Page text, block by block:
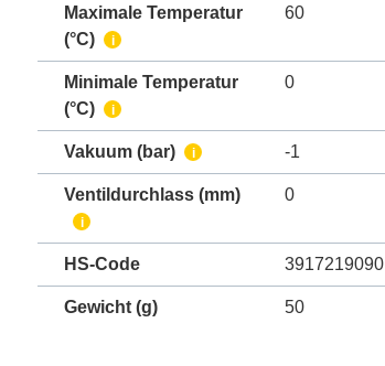
Maximale Temperatur
(°C)
i
60
Minimale Temperatur
(°C)
i
0
Vakuum (bar) i -1
Ventildurchlass (mm)
i
0
HS-Code 3917219090
Gewicht (g) 50